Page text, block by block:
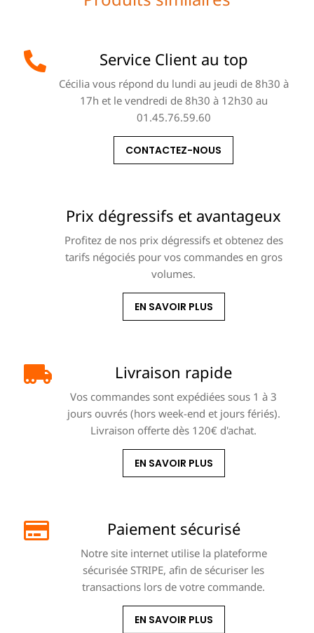
Service Client au top
Cécilia vous répond du lundi au jeudi de 8h30 à
17h et le vendredi de 8h30 à 12h30 au
01.45.76.59.60
CONTACTEZ-NOUS
Prix dégressifs et avantageux
Profitez de nos prix dégressifs et obtenez des
tarifs négociés pour vos commandes en gros
volumes.
EN SAVOIR PLUS
Livraison rapide
Vos commandes sont expédiées sous 1 à 3
jours ouvrés (hors week-end et jours fériés).
Livraison offerte dès 120€ d'achat.
EN SAVOIR PLUS
Paiement sécurisé
Notre site internet utilise la plateforme
sécurisée STRIPE, afin de sécuriser les
transactions lors de votre commande.
EN SAVOIR PLUS